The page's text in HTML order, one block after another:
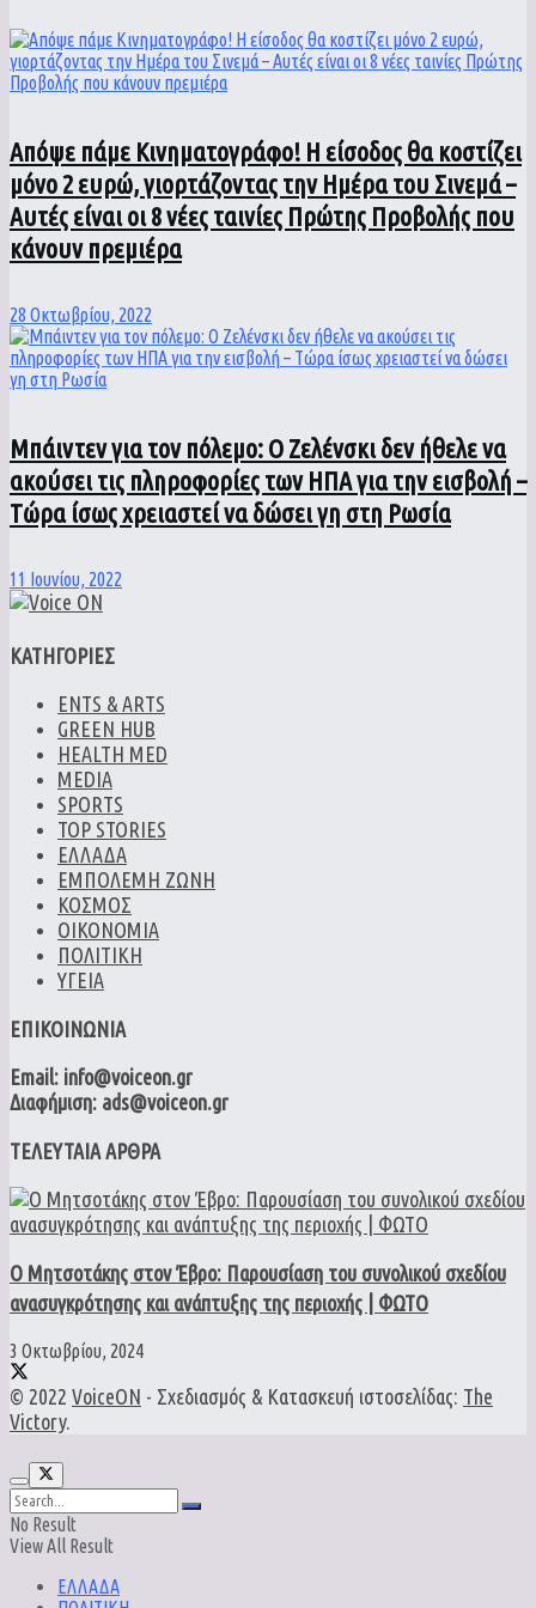
Απόψε πάμε Κινηματογράφο! Η είσοδος θα κοστίζει
μόνο 2 ευρώ, γιορτάζοντας την Ημέρα του Σινεμά –
Αυτές είναι οι 8 νέες ταινίες Πρώτης Προβολής που
κάνουν πρεμιέρα
28 Οκτωβρίου, 2022
Μπάιντεν για τον πόλεμο: O Ζελένσκι δεν ήθελε να
ακούσει τις πληροφορίες των ΗΠΑ για την εισβολή –
Τώρα ίσως χρειαστεί να δώσει γη στη Ρωσία
11 Ιουνίου, 2022
ΚΑΤΗΓΟΡΙΕΣ
ENTS & ARTS
GREEN HUB
HEALTH MED
MEDIA
SPORTS
TOP STORIES
ΕΛΛΑΔΑ
ΕΜΠΟΛΕΜΗ ΖΩΝΗ
ΚΟΣΜΟΣ
ΟΙΚΟΝΟΜΙΑ
ΠΟΛΙΤΙΚΗ
ΥΓΕΙΑ
ΕΠΙΚΟΙΝΩΝΙΑ
Email: info@voiceon.gr
Διαφήμιση: ads@voiceon.gr
ΤΕΛΕΥΤΑΙΑ ΑΡΘΡΑ
Ο Μητσοτάκης στον Έβρο: Παρουσίαση του συνολικού σχεδίου
ανασυγκρότησης και ανάπτυξης της περιοχής | ΦΩΤΟ
3 Οκτωβρίου, 2024
© 2022 VoiceON - Σχεδιασμός & Κατασκευή ιστοσελίδας: The
Victory.
No Result
View All Result
ΕΛΛΑΔΑ